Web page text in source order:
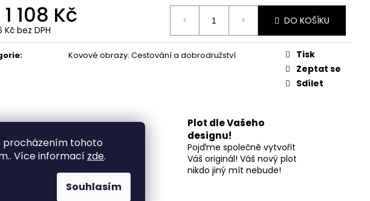
procházením tohoto
Více informací zde.
Souhlasím
1 108 Kč
Kč bez DPH
DO KOŠÍKU
: Kovové obrazy: Cestování a dobrodružství
Tisk
Zeptat se
Sdílet
řemeslo!
Moderní technologie a 18
Plot dle Vašeho
designu!
Pojďme společně vytvořit
Váš originál! Váš nový plot
nikdo jiný mít nebude!